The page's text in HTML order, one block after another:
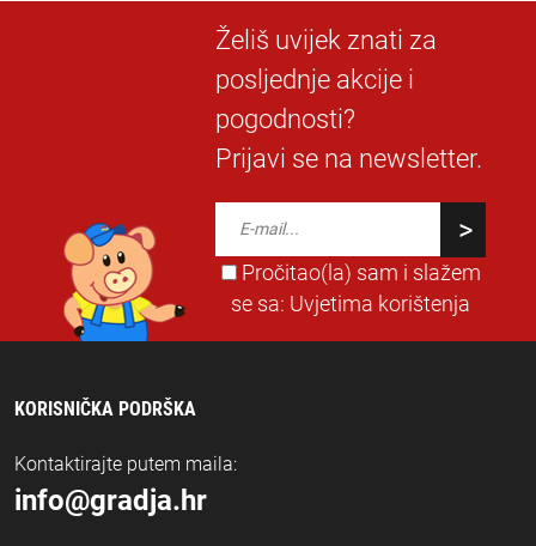
Želiš uvijek znati za
posljednje akcije i
pogodnosti?
Prijavi se na newsletter.
Pročitao(la) sam i slažem
se sa: Uvjetima korištenja
KORISNIČKA PODRŠKA
Kontaktirajte putem maila:
info@gradja.hr